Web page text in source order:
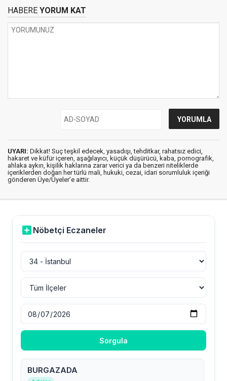
HABERE YORUM KAT
UYARI: Dikkat! Suç teşkil edecek, yasadışı, tehditkar, rahatsız edici,
hakaret ve küfür içeren, aşağılayıcı, küçük düşürücü, kaba, pornografik,
ahlaka aykırı, kişilik haklarına zarar verici ya da benzeri niteliklerde
içeriklerden doğan her türlü mali, hukuki, cezai, idari sorumluluk içeriği
gönderen Üye/Üyeler’e aittir.